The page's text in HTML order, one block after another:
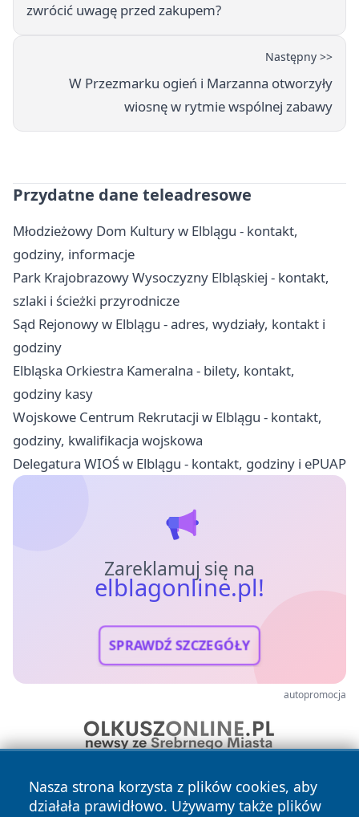
zwrócić uwagę przed zakupem?
Następny >>
W Przezmarku ogień i Marzanna otworzyły
wiosnę w rytmie wspólnej zabawy
Przydatne dane teleadresowe
Młodzieżowy Dom Kultury w Elblągu - kontakt,
godziny, informacje
Park Krajobrazowy Wysoczyzny Elbląskiej - kontakt,
szlaki i ścieżki przyrodnicze
Sąd Rejonowy w Elblągu - adres, wydziały, kontakt i
godziny
Elbląska Orkiestra Kameralna - bilety, kontakt,
godziny kasy
Wojskowe Centrum Rekrutacji w Elblągu - kontakt,
godziny, kwalifikacja wojskowa
Delegatura WIOŚ w Elblągu - kontakt, godziny i ePUAP
Zareklamuj się na
elblagonline.pl!
SPRAWDŹ SZCZEGÓŁY
autopromocja
Nasza strona korzysta z plików cookies, aby
działała prawidłowo. Używamy także plików